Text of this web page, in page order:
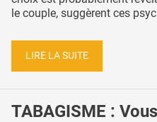
le couple, suggèrent ces
LIRE LA SUITE
TABAGISME :